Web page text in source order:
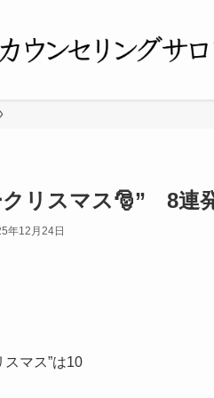
クリスマス🎅” 8連
年12月24日
スマス”は10